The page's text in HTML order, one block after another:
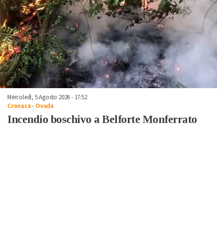
Mercoledì, 5 Agosto 2026 - 17:52
Cronaca- Ovada
Incendio boschivo a Belforte Monferrato